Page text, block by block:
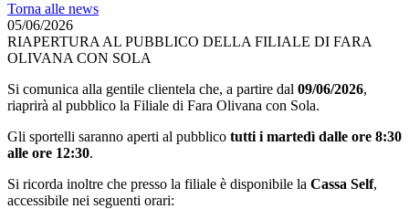
Torna alle news
05/06/2026
RIAPERTURA AL PUBBLICO DELLA FILIALE DI FARA
OLIVANA CON SOLA
Si comunica alla gentile clientela che, a partire dal 09/06/2026,
riaprirà al pubblico la Filiale di Fara Olivana con Sola.
Gli sportelli saranno aperti al pubblico tutti i martedì dalle ore 8:30
alle ore 12:30.
Si ricorda inoltre che presso la filiale è disponibile la Cassa Self,
accessibile nei seguenti orari: